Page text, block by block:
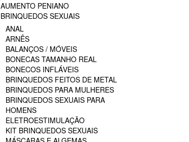
AUMENTO PENIANO
BRINQUEDOS SEXUAIS
ANAL
ARNÊS
BALANÇOS / MÓVEIS
BONECAS TAMANHO REAL
BONECOS INFLÁVEIS
BRINQUEDOS FEITOS DE METAL
BRINQUEDOS PARA MULHERES
BRINQUEDOS SEXUAIS PARA
HOMENS
ELETROESTIMULAÇÃO
KIT BRINQUEDOS SEXUAIS